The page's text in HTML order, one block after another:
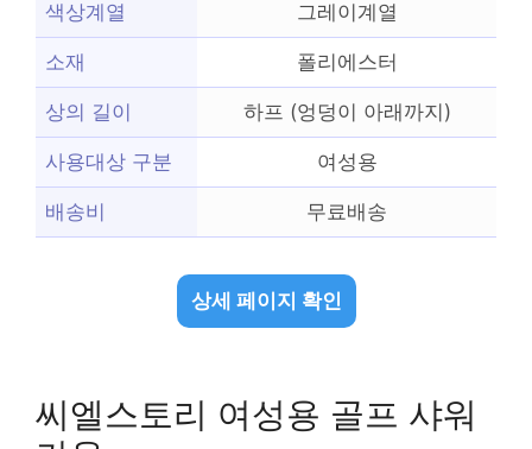
색상계열 그레이계열
소재 폴리에스터
상의 길이 하프 (엉덩이 아래까지)
사용대상 구분 여성용
배송비 무료배송
상세 페이지 확인
씨엘스토리 여성용 골프 샤워